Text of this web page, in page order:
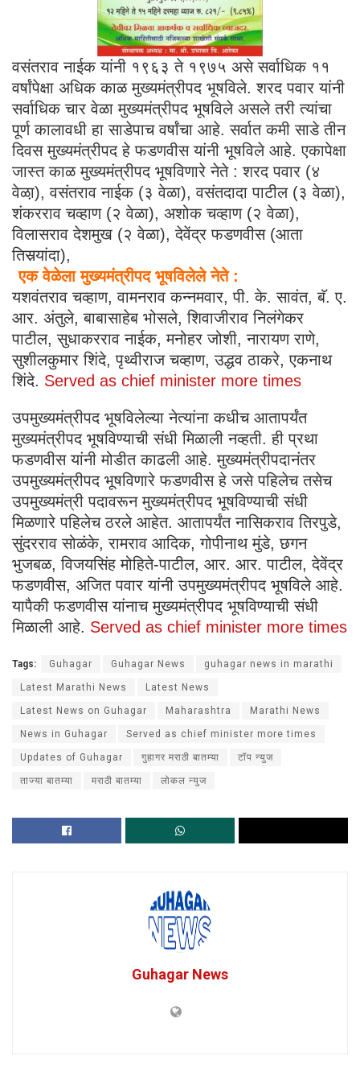
वसंतराव नाईक यांनी १९६३ ते १९७५ असे सर्वाधिक ११
वर्षांपेक्षा अधिक काळ मुख्यमंत्रीपद भूषविले. शरद पवार यांनी
सर्वाधिक चार वेळा मुख्यमंत्रीपद भूषविले असले तरी त्यांचा
पूर्ण कालावधी हा साडेपाच वर्षांचा आहे. सर्वात कमी साडे तीन
दिवस मुख्यमंत्रीपद हे फडणवीस यांनी भूषविले आहे. एकापेक्षा
जास्त काळ मुख्यमंत्रीपद भूषविणारे नेते : शरद पवार (४
वेळा़), वसंतराव नाईक (३ वेळा), वसंतदादा पाटील (३ वेळा),
शंकरराव चव्हाण (२ वेळा), अशोक चव्हाण (२ वेळा),
विलासराव देशमुख (२ वेळा), देवेंद्र फडणवीस (आता
तिसर्‍यांदा),
एक वेळेला मुख्यमंत्रीपद भूषविलेले नेते :
यशवंतराव चव्हाण, वामनराव कन्नमवार, पी. के. सावंत, बॅ. ए.
आर. अंतुले, बाबासाहेब भोसले, शिवाजीराव निलंगेकर
पाटील, सुधाकरराव नाईक, मनोहर जोशी, नारायण राणे,
सुशीलकुमार शिंदे, पृथ्वीराज चव्हाण, उद्धव ठाकरे, एकनाथ
शिंदे. Served as chief minister more times
उपमुख्यमंत्रीपद भूषविलेल्या नेत्यांना कधीच आतापर्यंत
मुख्यमंत्रीपद भूषविण्याची संधी मिळाली नव्हती. ही प्रथा
फडणवीस यांनी मोडीत काढली आहे. मुख्यमंत्रीपदानंतर
उपमुख्यमंत्रीपद भूषविणारे फडणवीस हे जसे पहिलेच तसेच
उपमुख्यमंत्री पदावरून मुख्यमंत्रीपद भूषविण्याची संधी
मिळणारे पहिलेच ठरले आहेत. आतापर्यंत नासिकराव तिरपुडे,
सुंदरराव सोळंके, रामराव आदिक, गोपीनाथ मुंडे, छगन
भुजबळ, विजयसिंह मोहिते-पाटील, आर. आर. पाटील, देवेंद्र
फडणवीस, अजित पवार यांनी उपमुख्यमंत्रीपद भूषविले आहे.
यापैकी फडणवीस यांनाच मुख्यमंत्रीपद भूषविण्याची संधी
मिळाली आहे. Served as chief minister more times
Tags: Guhagar Guhagar News guhagar news in marathi
Latest Marathi News Latest News
Latest News on Guhagar Maharashtra Marathi News
News in Guhagar Served as chief minister more times
Updates of Guhagar गुहागर मराठी बातम्या टॉप न्युज
ताज्या बातम्या मराठी बातम्या लोकल न्युज
Guhagar News